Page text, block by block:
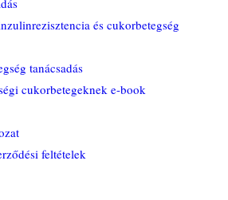
és cukorbetegség
tanácsadás
cukorbetegeknek e-book
feltételek